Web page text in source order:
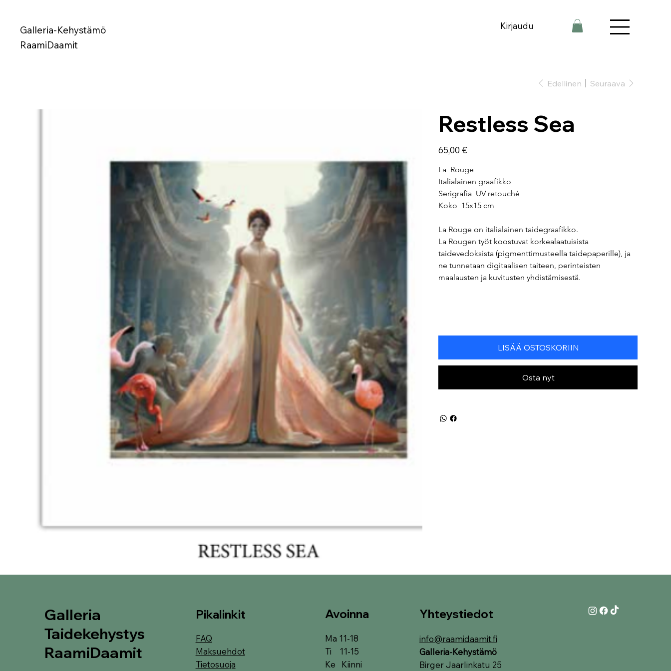
Galleria-Kehystämö
RaamiDaamit
Kirjaudu
Edellinen Seuraava
Restless Sea
Hinta
65,00 €
La  Rouge
Italialainen graafikko
Serigrafia  UV retouché
Koko  15x15 cm
La Rouge on italialainen taidegraafikko.
La Rougen työt koostuvat korkealaatuisista
taidevedoksista (pigmenttimusteella taidepaperille), ja
ne tunnetaan digitaalisen taiteen, perinteisten
maalausten ja kuvitusten yhdistämisestä.
LISÄÄ OSTOSKORIIN
Osta nyt
Galleria
Taidekehystys
RaamiDaamit
FAQ
Maksuehdot
Tietosuoja
Pikalinkit Yhteystiedot
info@raamidaamit.fi
Galleria-Kehystämö
Birger Jaarlinkatu 25
Ma 11-18
Ti 11-15
Ke Kiinni
Avoinna